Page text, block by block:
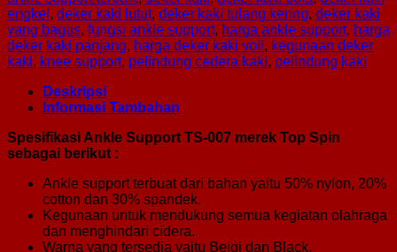
engkel , deker kaki lutut, deker kaki tulang kering, deker kaki
yang bagus, fungsi ankle support, harga ankle support, harga
deker kaki panjang, harga deker kaki voli, kegunaan deker
kaki, knee support, pelindung cedera kaki, pelindung kaki
Deskripsi
Informasi Tambahan
Spesifikasi Ankle Support TS-007 merek Top Spin
sebagai berikut :
Ankle support terbuat dari bahan yaitu 50% nylon, 20%
cotton dan 30% spandek.
Kegunaan untuk mendukung semua kegiatan olahraga
dan menghindari cidera.
Warna yang tersedia yaitu Beigi dan Black.